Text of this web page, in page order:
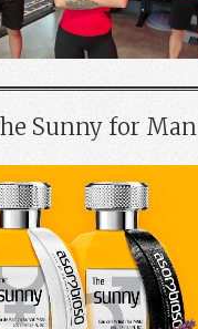
Sunny for Man